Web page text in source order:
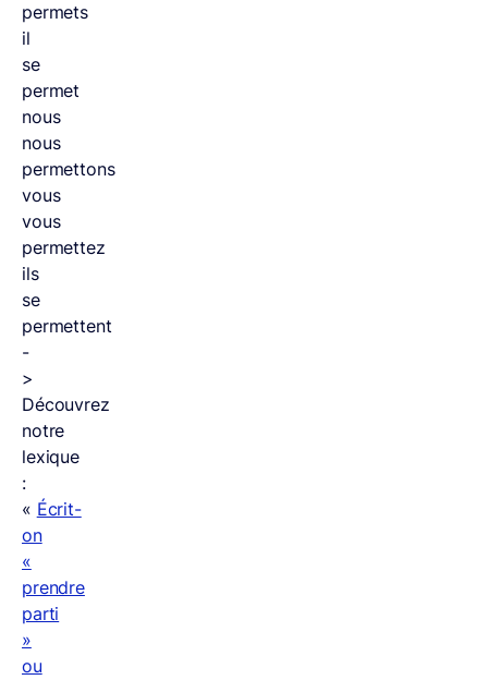
permets
il
se
permet
nous
nous
permettons
vous
vous
permettez
ils
se
permettent
-
>
Découvrez
notre
lexique
:
« Écrit-
on
«
prendre
parti
»
ou